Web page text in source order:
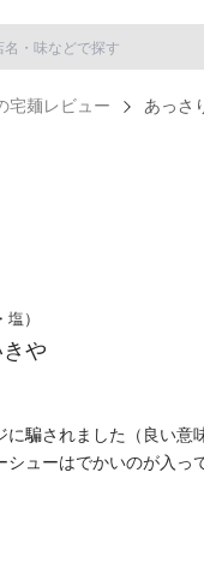
宅麺レビュー あっさ
）
や
騙されました（良い
ューはでかいのが入っ